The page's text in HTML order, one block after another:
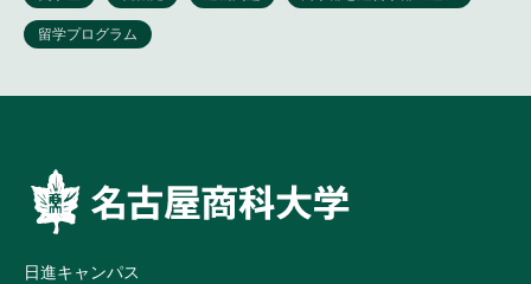
日進キャンパス